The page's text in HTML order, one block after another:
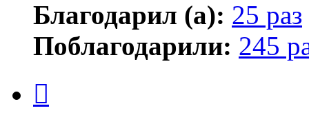
Благодарил (а): 25 раз
Поблагодарили: 245